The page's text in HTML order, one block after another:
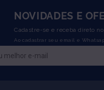
NOVIDADES E
Cadastre-se e receba direto
Ao cadastrar seu email e